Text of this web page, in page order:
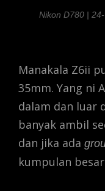
Nikon D780 |
Manakala Z6ii
35mm. Yang ni
dalam dan luar
banyak ambil
dan jika ada
kumpulan